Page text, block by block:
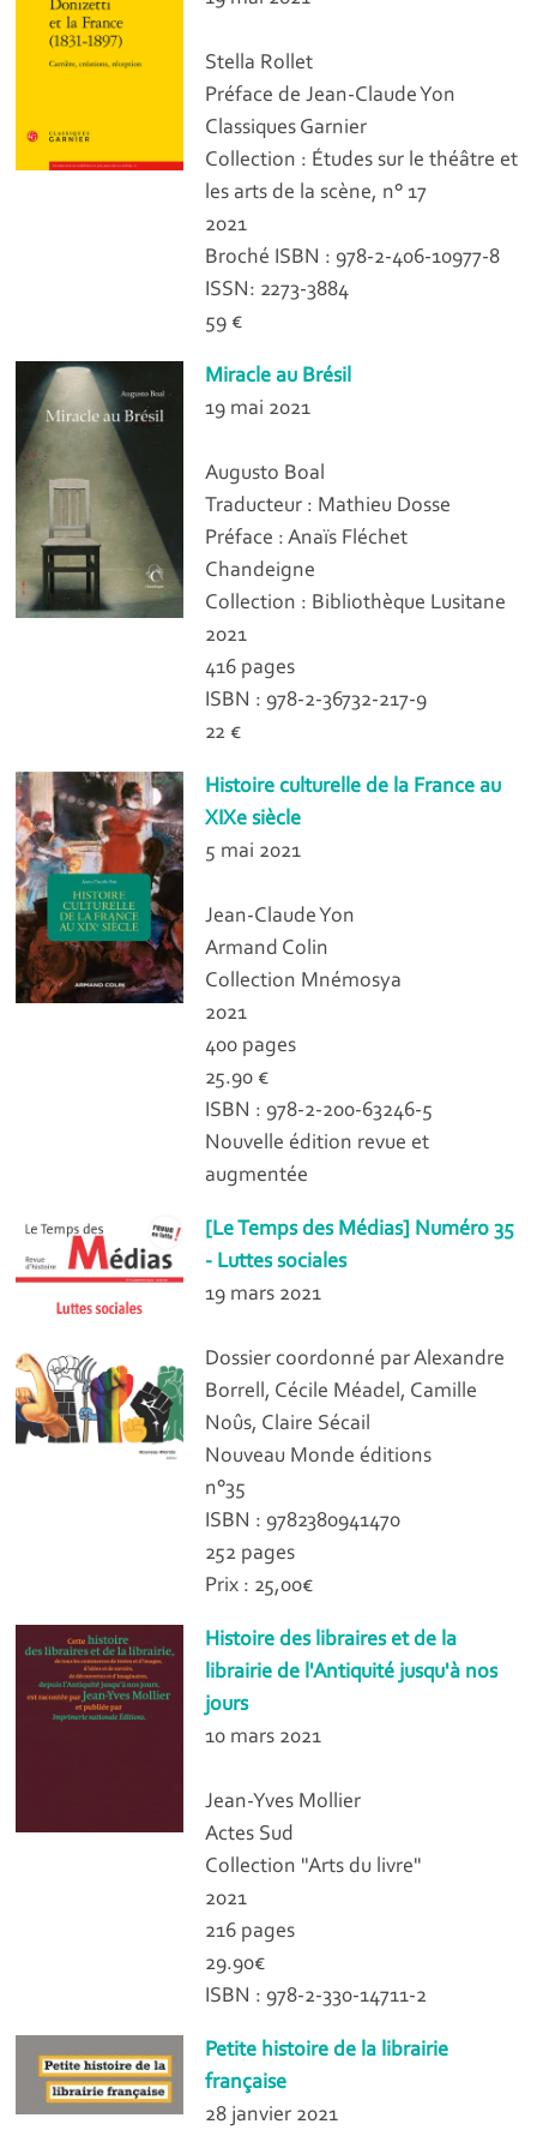
Stella Rollet
Préface de Jean-Claude Yon
Classiques Garnier
Collection : Études sur le théâtre et
les arts de la scène, n° 17
2021
Broché ISBN : 978-2-406-10977-8
ISSN: 2273-3884
59 €
Miracle au Brésil
19 mai 2021
Augusto Boal
Traducteur : Mathieu Dosse
Préface : Anaïs Fléchet
Chandeigne
Collection : Bibliothèque Lusitane
2021
416 pages
ISBN : 978-2-36732-217-9
22 €
Histoire culturelle de la France au
XIXe siècle
5 mai 2021
Jean-Claude Yon
Armand Colin
Collection Mnémosya
2021
400 pages
25.90 €
ISBN : 978-2-200-63246-5
Nouvelle édition revue et
augmentée
[Le Temps des Médias] Numéro 35
- Luttes sociales
19 mars 2021
Dossier coordonné par Alexandre
Borrell, Cécile Méadel, Camille
Noûs, Claire Sécail
Nouveau Monde éditions
n°35
ISBN : 9782380941470
252 pages
Prix : 25,00€
Histoire des libraires et de la
librairie de l'Antiquité jusqu'à nos
jours
10 mars 2021
Jean-Yves Mollier
Actes Sud
Collection "Arts du livre"
2021
216 pages
29.90€
ISBN : 978-2-330-14711-2
Petite histoire de la librairie
française
28 janvier 2021